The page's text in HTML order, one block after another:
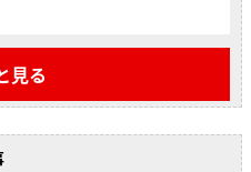
見る